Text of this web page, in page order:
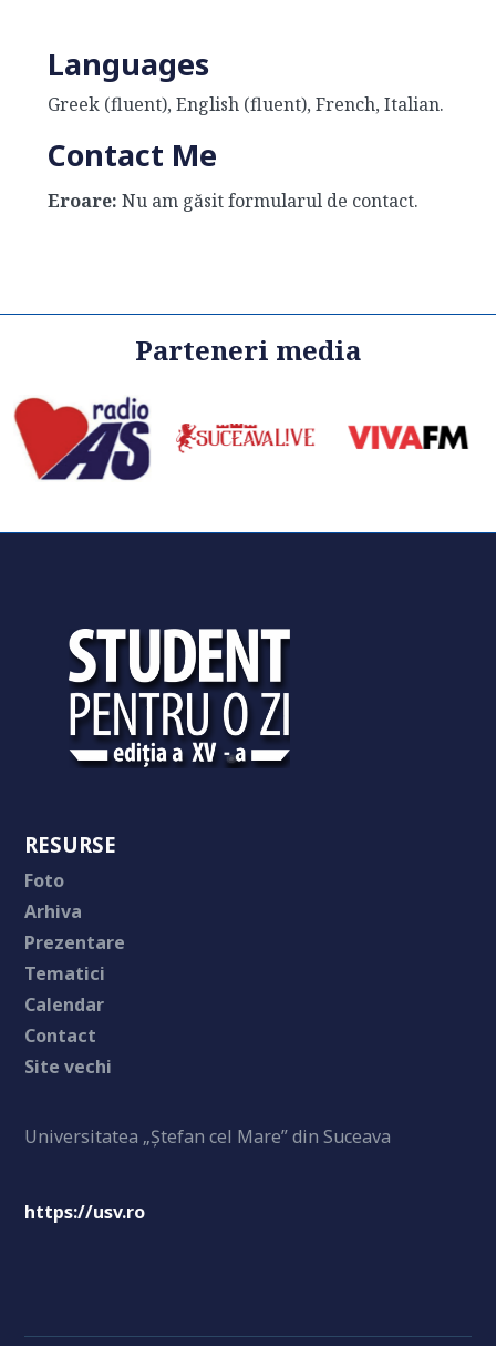
Languages
Greek (fluent), English (fluent), French, Italian.
Contact Me
Eroare: Nu am găsit formularul de contact.
Parteneri media
RESURSE
Foto
Arhiva
Prezentare
Tematici
Calendar
Contact
Site vechi
Universitatea „Ștefan cel Mare” din Suceava
https://usv.ro